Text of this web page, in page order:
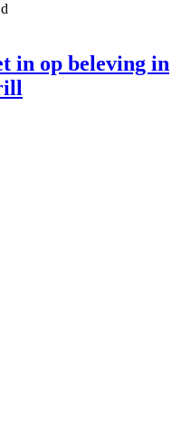
in op beleving in